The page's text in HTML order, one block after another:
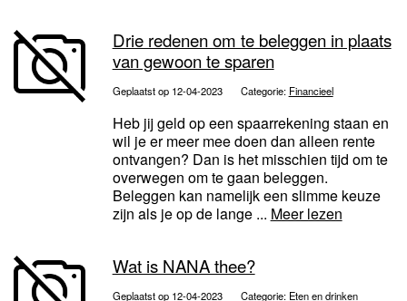
Drie redenen om te beleggen in plaats
van gewoon te sparen
Geplaatst op 12-04-2023 Categorie: Financieel
Heb jij geld op een spaarrekening staan en
wil je er meer mee doen dan alleen rente
ontvangen? Dan is het misschien tijd om te
overwegen om te gaan beleggen.
Beleggen kan namelijk een slimme keuze
zijn als je op de lange ... Meer lezen
Wat is NANA thee?
Geplaatst op 12-04-2023 Categorie: Eten en drinken